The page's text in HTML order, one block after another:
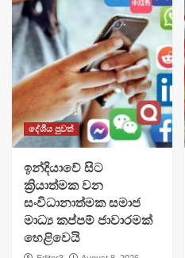
දේශීය පුවත්
​ඉන්දියාවේ සිට
ක්‍රියාත්මක වන
සංවිධානාත්මක සමාජ
මාධ්‍ය කප්පම් ජාවාරමක්
හෙළිවෙයි